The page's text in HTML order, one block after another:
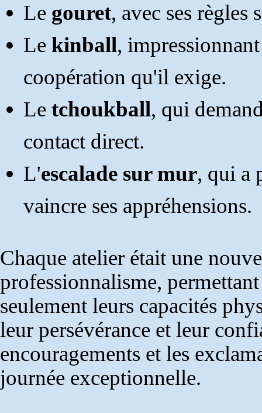
Le gouret, avec ses règles
Le kinball,
coopération qu'il exige.
Le tchoukball, qui
contact direct.
L'escalade sur mur, qui a
vaincre ses appréhensions.
Chaque atelier était une
professionnalisme,
seulement leurs capacités
leur persévérance et leur
encouragements et les
journée exceptionnelle.